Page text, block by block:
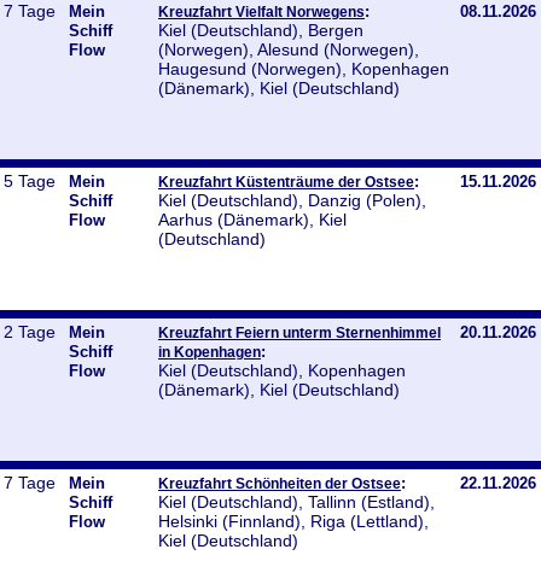
7 Tage
Mein
Schiff
Flow
Kreuzfahrt Vielfalt Norwegens:
Kiel (Deutschland), Bergen
(Norwegen), Alesund (Norwegen),
Haugesund (Norwegen), Kopenhagen
(Dänemark), Kiel (Deutschland)
08.11.2026
5 Tage
Mein
Schiff
Flow
Kreuzfahrt Küstenträume der Ostsee:
Kiel (Deutschland), Danzig (Polen),
Aarhus (Dänemark), Kiel
(Deutschland)
15.11.2026
2 Tage
Mein
Schiff
Flow
Kreuzfahrt Feiern unterm Sternenhimmel
in Kopenhagen:
Kiel (Deutschland), Kopenhagen
(Dänemark), Kiel (Deutschland)
20.11.2026
7 Tage
Mein
Schiff
Flow
Kreuzfahrt Schönheiten der Ostsee:
Kiel (Deutschland), Tallinn (Estland),
Helsinki (Finnland), Riga (Lettland),
Kiel (Deutschland)
22.11.2026